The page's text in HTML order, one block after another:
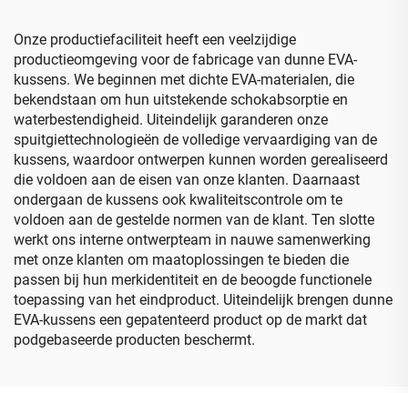
Onze productiefaciliteit heeft een veelzijdige
productieomgeving voor de fabricage van dunne EVA-
kussens. We beginnen met dichte EVA-materialen, die
bekendstaan om hun uitstekende schokabsorptie en
waterbestendigheid. Uiteindelijk garanderen onze
spuitgiettechnologieën de volledige vervaardiging van de
kussens, waardoor ontwerpen kunnen worden gerealiseerd
die voldoen aan de eisen van onze klanten. Daarnaast
ondergaan de kussens ook kwaliteitscontrole om te
voldoen aan de gestelde normen van de klant. Ten slotte
werkt ons interne ontwerpteam in nauwe samenwerking
met onze klanten om maatoplossingen te bieden die
passen bij hun merkidentiteit en de beoogde functionele
toepassing van het eindproduct. Uiteindelijk brengen dunne
EVA-kussens een gepatenteerd product op de markt dat
podgebaseerde producten beschermt.